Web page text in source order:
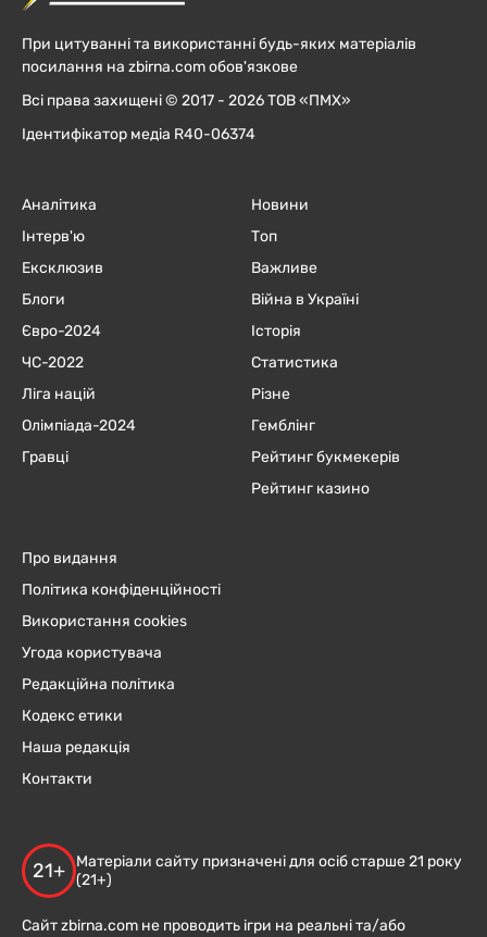
При цитуванні та використанні будь-яких матеріалів
посилання на zbirna.com обов'язкове
Всі права захищені © 2017 - 2026 ТОВ «ПМХ»
Ідентифікатор медіа R40-06374
Аналітика
Інтерв'ю
Ексклюзив
Блоги
Євро-2024
ЧC-2022
Ліга націй
Олімпіада-2024
Гравці
Новини
Топ
Важливе
Війна в Україні
Історія
Статистика
Різне
Гемблінг
Рейтинг букмекерів
Рейтинг казино
Про видання
Політика конфіденційності
Використання cookies
Угода користувача
Редакційна політика
Кодекс етики
Наша редакція
Контакти
21+
Матеріали сайту призначені для осіб старше 21 року
(21+)
Сайт zbirna.com не проводить ігри на реальні та/або